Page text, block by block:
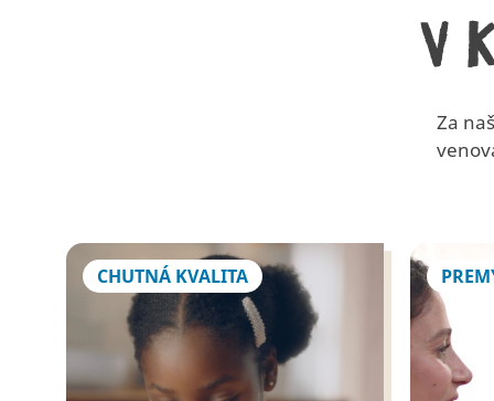
V
Za
CHUTNÁ KVALITA